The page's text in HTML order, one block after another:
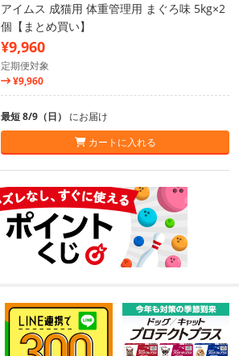
アイムス 成猫用 体重管理用 まぐろ味 5kg×2
個【まとめ買い】
¥9,960
定期便対象
¥9,960
最短 8/9（日） にお届け
カートに入れる